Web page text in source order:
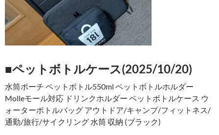
■ペットボトルケース(2025/10/20)
水筒ポーチ ペットボトル550ml ペットボトルホルダー
Molleモール対応 ドリンクホルダー ペットボトルケース ウ
ォーターボトルバッグ アウトドア/キャンプ/フィットネス/
通勤/旅行/サイクリング 水筒 収納 (ブラック)